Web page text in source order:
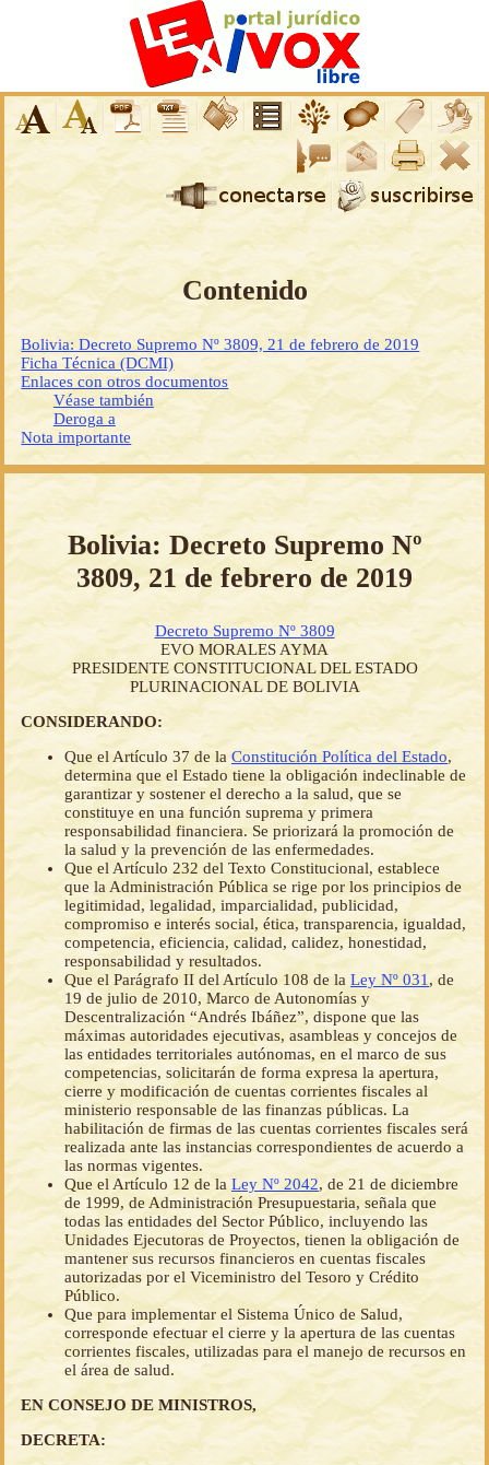
Contenido
Bolivia: Decreto Supremo Nº 3809, 21 de febrero de 2019
Ficha Técnica (DCMI)
Enlaces con otros documentos
Véase también
Deroga a
Nota importante
Bolivia: Decreto Supremo Nº
3809, 21 de febrero de 2019
Decreto Supremo Nº 3809
EVO MORALES AYMA
PRESIDENTE CONSTITUCIONAL DEL ESTADO
PLURINACIONAL DE BOLIVIA
CONSIDERANDO:
Que el Artículo 37 de la Constitución Política del Estado,
determina que el Estado tiene la obligación indeclinable de
garantizar y sostener el derecho a la salud, que se
constituye en una función suprema y primera
responsabilidad financiera. Se priorizará la promoción de
la salud y la prevención de las enfermedades.
Que el Artículo 232 del Texto Constitucional, establece
que la Administración Pública se rige por los principios de
legitimidad, legalidad, imparcialidad, publicidad,
compromiso e interés social, ética, transparencia, igualdad,
competencia, eficiencia, calidad, calidez, honestidad,
responsabilidad y resultados.
Que el Parágrafo II del Artículo 108 de la Ley Nº 031, de
19 de julio de 2010, Marco de Autonomías y
Descentralización “Andrés Ibáñez”, dispone que las
máximas autoridades ejecutivas, asambleas y concejos de
las entidades territoriales autónomas, en el marco de sus
competencias, solicitarán de forma expresa la apertura,
cierre y modificación de cuentas corrientes fiscales al
ministerio responsable de las finanzas públicas. La
habilitación de firmas de las cuentas corrientes fiscales será
realizada ante las instancias correspondientes de acuerdo a
las normas vigentes.
Que el Artículo 12 de la Ley Nº 2042, de 21 de diciembre
de 1999, de Administración Presupuestaria, señala que
todas las entidades del Sector Público, incluyendo las
Unidades Ejecutoras de Proyectos, tienen la obligación de
mantener sus recursos financieros en cuentas fiscales
autorizadas por el Viceministro del Tesoro y Crédito
Público.
Que para implementar el Sistema Único de Salud,
corresponde efectuar el cierre y la apertura de las cuentas
corrientes fiscales, utilizadas para el manejo de recursos en
el área de salud.
EN CONSEJO DE MINISTROS,
DECRETA: